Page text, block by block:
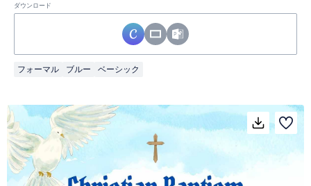
ダウンロード
フォーマル ブルー ベーシック